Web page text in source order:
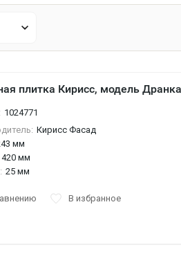
плитка Кирисс, модель
1024771
Кирисс Фасад
мм
420 мм
25 мм
В избранное